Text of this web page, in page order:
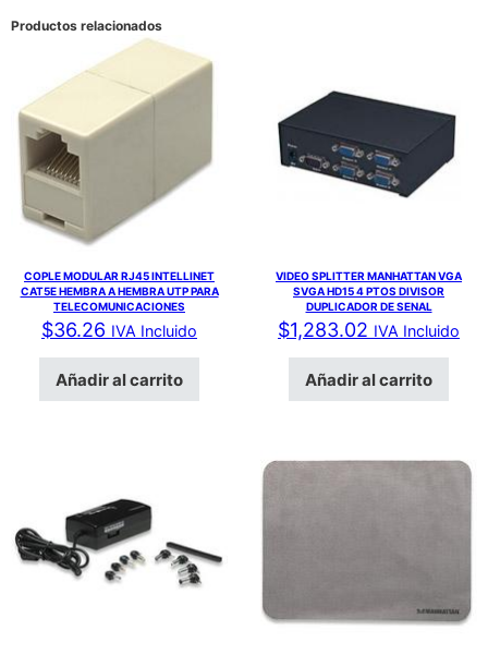
Productos relacionados
COPLE MODULAR RJ45 INTELLINET
CAT5E HEMBRA A HEMBRA UTP PARA
TELECOMUNICACIONES
$36.26 IVA Incluido
Añadir al carrito
VIDEO SPLITTER MANHATTAN VGA
SVGA HD15 4 PTOS DIVISOR
DUPLICADOR DE SENAL
$1,283.02 IVA Incluido
Añadir al carrito